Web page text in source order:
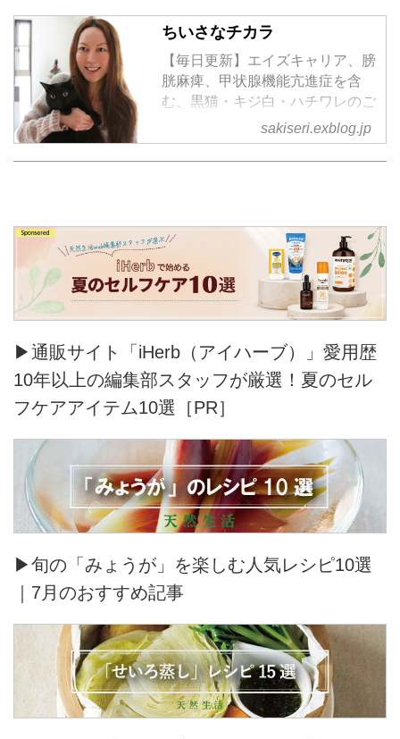
ちいさなチカラ
【毎日更新】エイズキャリア、膀
胱麻痺、甲状腺機能亢進症を含
む、黒猫・キジ白・ハチワレのご
sakiseri.exblog.jp
▶通販サイト「iHerb（アイハーブ）」愛用歴
10年以上の編集部スタッフが厳選！夏のセル
フケアアイテム10選［PR］
▶旬の「みょうが」を楽しむ人気レシピ10選
｜7月のおすすめ記事